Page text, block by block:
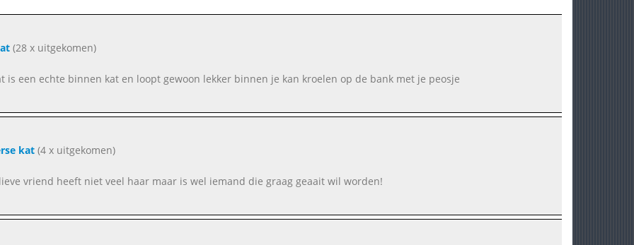
(28 x uitgekomen)
is een echte binnen kat en loopt gewoon lekker binnen je kan kroelen op de bank met je peosje
kat(4 x uitgekomen)
vriend heeft niet veel haar maar is wel iemand die graag geaait wil worden!